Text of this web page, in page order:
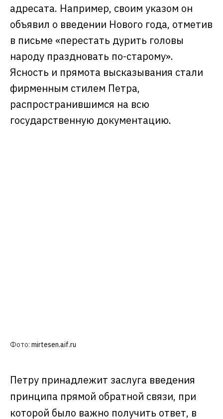
адресата. Например, своим указом он
объявил о введении Нового года, отметив
в письме «перестать дурить головы
народу праздновать по-старому».
Ясность и прямота высказывания стали
фирменным стилем Петра,
распространившимся на всю
государственную документацию.
Фото: mirtesen.aif.ru
Петру принадлежит заслуга введения
принципа прямой обратной связи, при
которой было важно получить ответ, в